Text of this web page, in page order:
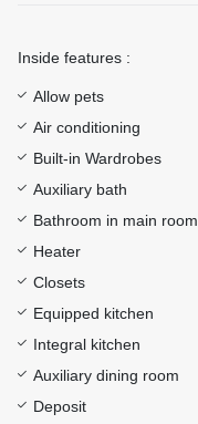
Inside features :
Allow pets
Air conditioning
Built-in Wardrobes
Auxiliary bath
Bathroom in main room
Heater
Closets
Equipped kitchen
Integral kitchen
Auxiliary dining room
Deposit